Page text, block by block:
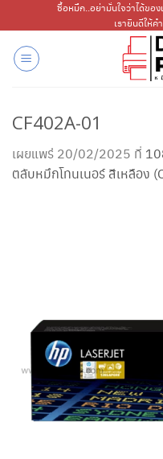
ไป
เนื้อหา
ซื้อหมึก..อย่ามั่นใจว่าได้ขอ
เรายินดีให้
CF402A-01
เผยแพร่ 20/02/2025 ที่
ตลับหมึกโทนเนอร์ สีเหลือง